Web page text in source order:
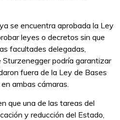
se encuentra aprobada la Ley
leyes o decretos sin que
facultades delegadas,
Sturzenegger podría garantizar
fuera de la Ley de Bases
ambas cámaras.
que una de las tareas del
y reducción del Estado,